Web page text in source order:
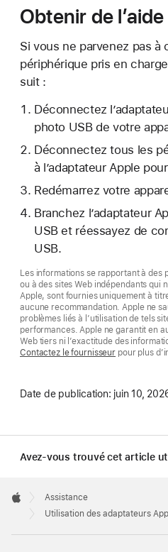
Obtenir de l’aide
Si vous ne parvenez pas à
périphérique pris en
suit :
Déconnectez
photo USB de votre
Déconnectez tous les
à l’adaptateur Apple
Redémarrez votre
Branchez l’adaptateur
USB et réessayez de
USB.
Les informations se rapportant à des
ou à des sites Web indépendants qui
Apple, sont fournies uniquement à
aucune recommandation. Apple ne
problèmes liés à l’utilisation de tels
performances. Apple ne garantit en
Web tiers ni l’exactitude des
Contactez le fournisseur pour plus
Date de publication: juin 10,
Avez-vous trouvé cet article
Footer

Apple
Assistance
Utilisation des adaptateurs Apple pour